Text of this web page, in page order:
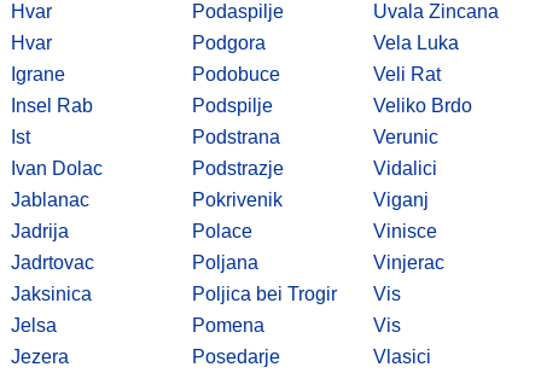
Hvar
Hvar
Igrane
Insel Rab
Ist
Ivan Dolac
Jablanac
Jadrija
Jadrtovac
Jaksinica
Jelsa
Jezera
Podaspilje
Podgora
Podobuce
Podspilje
Podstrana
Podstrazje
Pokrivenik
Polace
Poljana
Poljica bei Trogir
Pomena
Posedarje
Uvala Zincana
Vela Luka
Veli Rat
Veliko Brdo
Verunic
Vidalici
Viganj
Vinisce
Vinjerac
Vis
Vis
Vlasici